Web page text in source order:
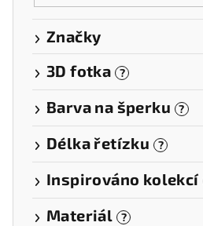
Značky
3D fotka
?
Barva na šperku ?
Délka řetízku ?
Inspirováno kolekcí
Materiál ?